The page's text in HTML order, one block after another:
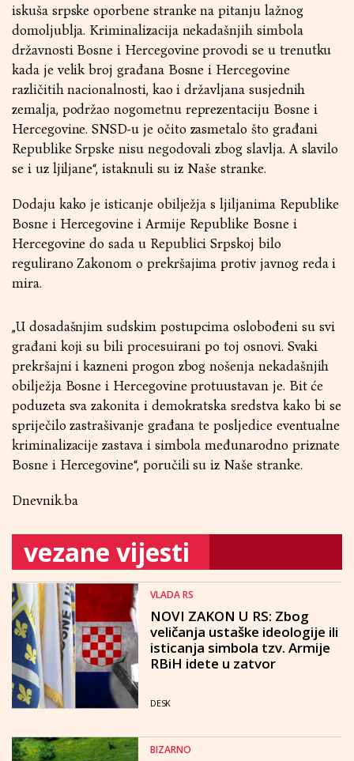
iskuša srpske oporbene stranke na pitanju lažnog
domoljublja. Kriminalizacija nekadašnjih simbola
državnosti Bosne i Hercegovine provodi se u trenutku
kada je velik broj građana Bosne i Hercegovine
različitih nacionalnosti, kao i državljana susjednih
zemalja, podržao nogometnu reprezentaciju Bosne i
Hercegovine. SNSD-u je očito zasmetalo što građani
Republike Srpske nisu negodovali zbog slavlja. A slavilo
se i uz ljiljane“, istaknuli su iz Naše stranke.
Dodaju kako je isticanje obilježja s ljiljanima Republike
Bosne i Hercegovine i Armije Republike Bosne i
Hercegovine do sada u Republici Srpskoj bilo
regulirano Zakonom o prekršajima protiv javnog reda i
mira.
„U dosadašnjim sudskim postupcima oslobođeni su svi
građani koji su bili procesuirani po toj osnovi. Svaki
prekršajni i kazneni progon zbog nošenja nekadašnjih
obilježja Bosne i Hercegovine protuustavan je. Bit će
poduzeta sva zakonita i demokratska sredstva kako bi se
spriječilo zastrašivanje građana te posljedice eventualne
kriminalizacije zastava i simbola međunarodno priznate
Bosne i Hercegovine“, poručili su iz Naše stranke.
Dnevnik.ba
vezane vijesti
VLADA RS
NOVI ZAKON U RS: Zbog
veličanja ustaške ideologije ili
isticanja simbola tzv. Armije
RBiH idete u zatvor
DESK
BIZARNO